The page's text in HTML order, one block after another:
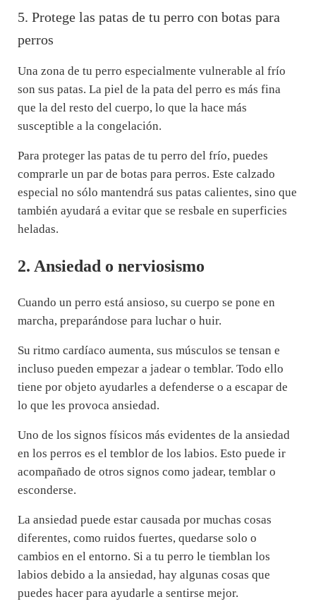
5. Protege las patas de tu perro con botas para
perros
Una zona de tu perro especialmente vulnerable al frío
son sus patas. La piel de la pata del perro es más fina
que la del resto del cuerpo, lo que la hace más
susceptible a la congelación.
Para proteger las patas de tu perro del frío, puedes
comprarle un par de botas para perros. Este calzado
especial no sólo mantendrá sus patas calientes, sino que
también ayudará a evitar que se resbale en superficies
heladas.
2. Ansiedad o nerviosismo
Cuando un perro está ansioso, su cuerpo se pone en
marcha, preparándose para luchar o huir.
Su ritmo cardíaco aumenta, sus músculos se tensan e
incluso pueden empezar a jadear o temblar. Todo ello
tiene por objeto ayudarles a defenderse o a escapar de
lo que les provoca ansiedad.
Uno de los signos físicos más evidentes de la ansiedad
en los perros es el temblor de los labios. Esto puede ir
acompañado de otros signos como jadear, temblar o
esconderse.
La ansiedad puede estar causada por muchas cosas
diferentes, como ruidos fuertes, quedarse solo o
cambios en el entorno. Si a tu perro le tiemblan los
labios debido a la ansiedad, hay algunas cosas que
puedes hacer para ayudarle a sentirse mejor.